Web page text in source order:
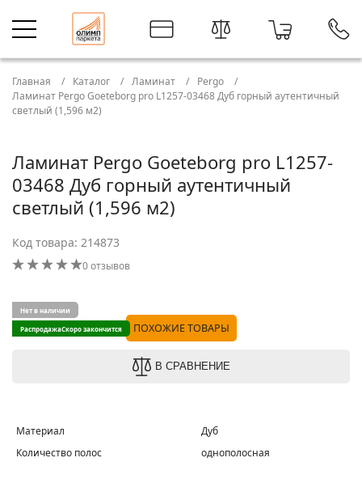
Главная Каталог Ламинат
Pergo
Ламинат Pergo Goeteborg pro L1257-03468 Дуб горный аутентичный
светлый (1,596 м2)
Ламинат Pergo Goeteborg pro L1257-
03468 Дуб горный аутентичный
светлый (1,596 м2)
Код товара: 214873
0 отзывов
Нет в наличии
РаспродажаСкоро закончится ПОХОЖИЕ ТОВАРЫ
В СРАВНЕНИЕ
Материал
Дуб
Количество полос
однополосная